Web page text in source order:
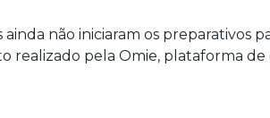
não iniciaram os preparativos
pela Omie, plataforma